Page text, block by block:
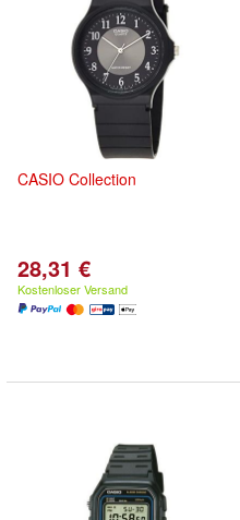
CASIO Collection
28,31 €
Kostenloser Versand